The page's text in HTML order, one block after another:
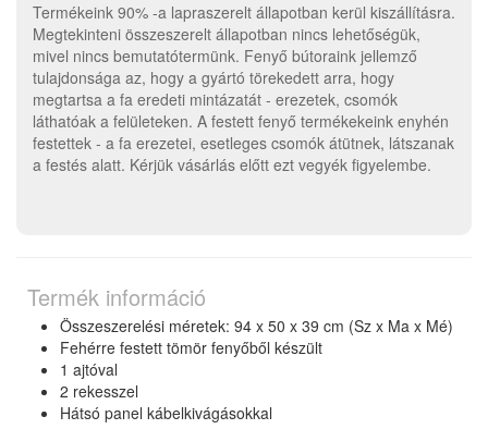
Termékeink 90% -a lapraszerelt állapotban kerül kiszállításra.
Megtekinteni összeszerelt állapotban nincs lehetőségük,
mivel nincs bemutatótermünk. Fenyő bútoraink jellemző
tulajdonsága az, hogy a gyártó törekedett arra, hogy
megtartsa a fa eredeti mintázatát - erezetek, csomók
láthatóak a felületeken. A festett fenyő termékekeink enyhén
festettek - a fa erezetei, esetleges csomók átütnek, látszanak
a festés alatt. Kérjük vásárlás előtt ezt vegyék figyelembe.
Termék információ
Összeszerelési méretek: 94 x 50 x 39 cm (Sz x Ma x Mé)
Fehérre festett tömör fenyőből készült
1 ajtóval
2 rekesszel
Hátsó panel kábelkivágásokkal